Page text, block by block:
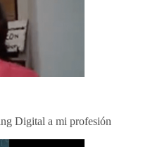
Digital a mi profesión